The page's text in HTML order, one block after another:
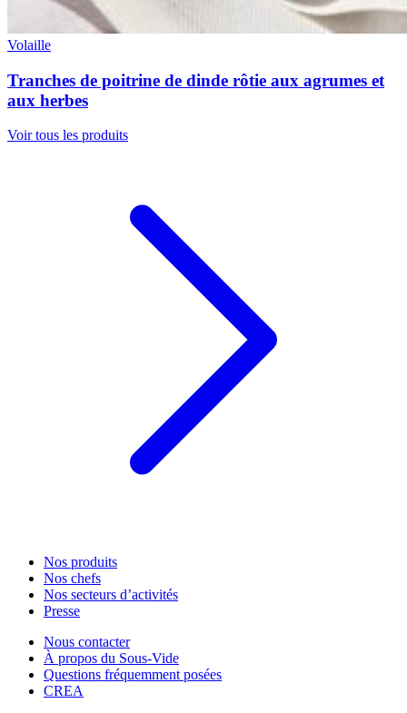
Volaille
Tranches de poitrine de dinde rôtie aux agrumes et
aux herbes
Voir tous les produits
Nos produits
Nos chefs
Nos secteurs d’activités
Presse
Nous contacter
À propos du Sous-Vide
Questions fréquemment posées
CREA